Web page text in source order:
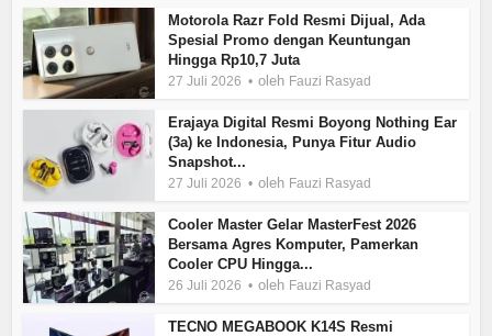
Motorola Razr Fold Resmi Dijual, Ada
Spesial Promo dengan Keuntungan
Hingga Rp10,7 Juta
27 Juli 2026 oleh Fauzi Rasyad
Erajaya Digital Resmi Boyong Nothing Ear
(3a) ke Indonesia, Punya Fitur Audio
Snapshot...
27 Juli 2026 oleh Fauzi Rasyad
Cooler Master Gelar MasterFest 2026
Bersama Agres Komputer, Pamerkan
Cooler CPU Hingga...
26 Juli 2026 oleh Fauzi Rasyad
TECNO MEGABOOK K14S Resmi